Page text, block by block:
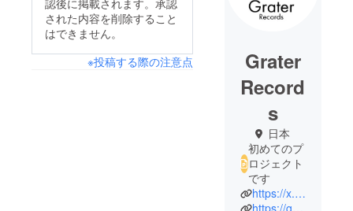
認後に掲載されます。承認
された内容を削除すること
はできません。
※投稿する際の注意点
Grater
Record
s
日本
初めてのプ
ロジェクト
です
https://x.com/GraterRecords